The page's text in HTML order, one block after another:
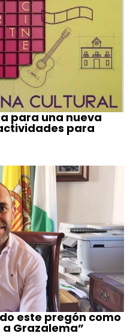
para una nueva
para
este pregón como
Grazalema”